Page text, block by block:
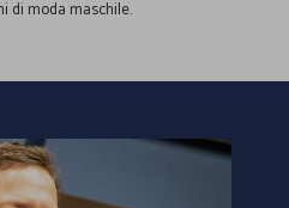
di moda maschile.